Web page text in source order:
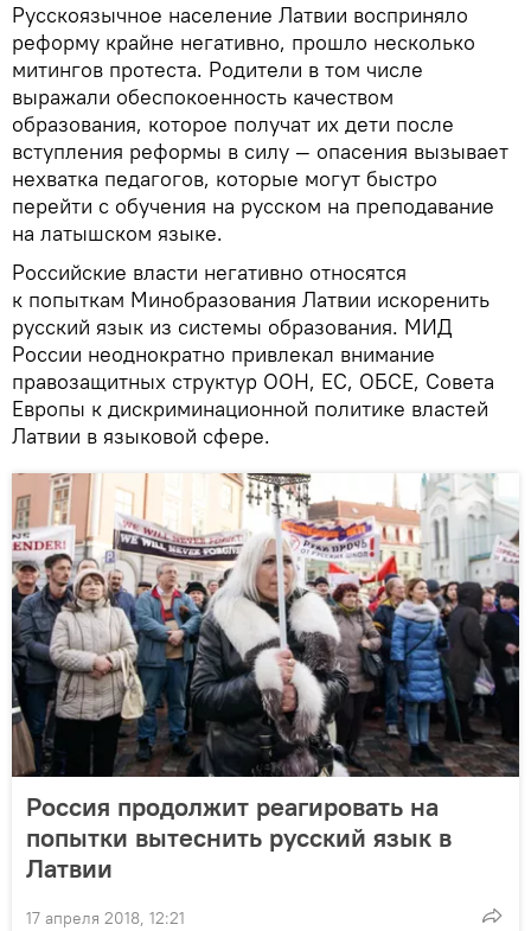
Русскоязычное население Латвии восприняло
реформу крайне негативно, прошло несколько
митингов протеста. Родители в том числе
выражали обеспокоенность качеством
образования, которое получат их дети после
вступления реформы в силу — опасения вызывает
нехватка педагогов, которые могут быстро
перейти с обучения на русском на преподавание
на латышском языке.
Российские власти негативно относятся
к попыткам Минобразования Латвии искоренить
русский язык из системы образования. МИД
России неоднократно привлекал внимание
правозащитных структур ООН, ЕС, ОБСЕ, Совета
Европы к дискриминационной политике властей
Латвии в языковой сфере.
Россия продолжит реагировать на
попытки вытеснить русский язык в
Латвии
17 апреля 2018, 12:21